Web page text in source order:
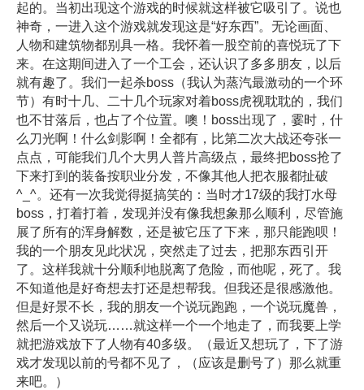
起的。当初出现这个游戏的时候就这样被它吸引了。说也
神奇，一进入这个游戏就发现这是“好东西”。无论画面、
人物和建筑物都别具一格。我怀着一股空前的喜悦玩了下
来。在这期间进入了一个工会，还认识了多多朋友，以后
就有趣了。我们一起杀boss（我认为蒸汽最激动的一个环
节）有时十几、二十几个玩家对着boss虎视耽耽的，我们
也不甘落后，也占了个位置。噢！boss出现了，霎时，什
么刀光啊！什么剑影啊！全都有，比第二次大战还夸张一
点点，可能我们几个大男人普片高级点，最终把boss抢了
下来打到的装备按职业分发，不像其他人把衣服都扯破
^_^。还有一次我觉得挺搞笑的：当时才17级的我打水母
boss，打着打着，发现并没有像我想象那么顺利，尽管施
展了所有的浑身解数，还是被它压了下来，那只能跑呗！
我的一个朋友见此状况，突然走了过去，把那东西引开
了。这样我就十分顺利地脱离了危险，而他呢，死了。我
不知道他是好奇想去打还是想帮我。但我还是很感激他。
但是好景不长，我的朋友一个说玩跑跑，一个说玩魔兽，
然后一个又说玩……就这样一个一个地走了，而我要上学
就把游戏放下了人物有40多级。（最近又想玩了，下了游
戏才发现以前的号都不见了，（应该是删号了）那么就重
来吧。）